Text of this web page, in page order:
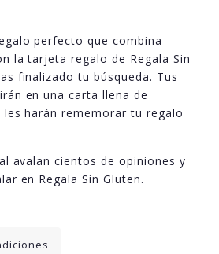
perfecto que combina
la tarjeta regalo de Regala Sin
finalizado tu búsqueda. Tus
en una carta llena de
harán rememorar tu regalo
avalan cientos de opiniones y
en Regala Sin Gluten.